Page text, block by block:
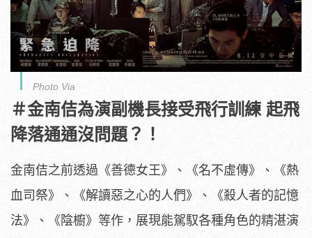
Photo Via
＃金南佶為演副機長接受飛行訓練 起飛
降落通通沒問題？！
金南佶之前透過《善德女王》、《名不虛傳》、《熱
血司祭》、《解讀惡之心的人們》、《殺人者的記憶
法》、《陰櫥》等作， 展現能駕馭各種角色的精湛演